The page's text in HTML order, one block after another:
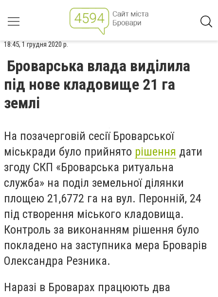
18:45, 1 грудня 2020 р.
Броварська влада виділила
під нове кладовище 21 га
землі
На позачерговій сесії Броварської
міськради було прийнято рішення дати
згоду СКП «Броварська ритуальна
служба» на поділ земельної ділянки
площею 21,6772 га на вул. Перонній, 24
під створення міського кладовища.
Контроль за виконанням рішення було
покладено на заступника мера Броварів
Олександра Резника.
Наразі в Броварах працюють два